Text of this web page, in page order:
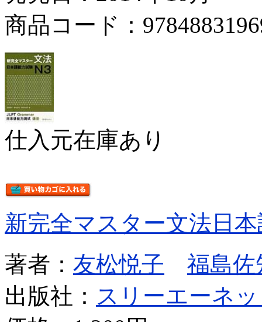
商品コード：
仕入元在庫あり
新完全マスター文法日
著者： 友松悦子
福島佐
出版社： スリーエーネ